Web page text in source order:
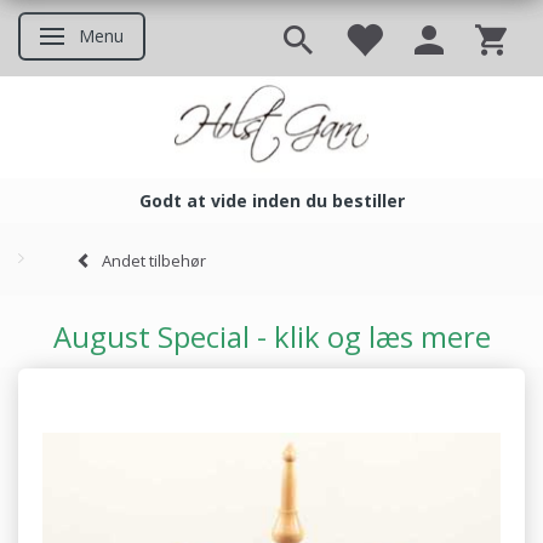
Skifte navigation
Menu
Godt at vide inden du bestiller
Andet tilbehør
August Special - klik og læs mere